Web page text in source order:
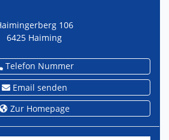
106
6425 Haiming
Telefon Nummer
Email senden
Zur Homepage